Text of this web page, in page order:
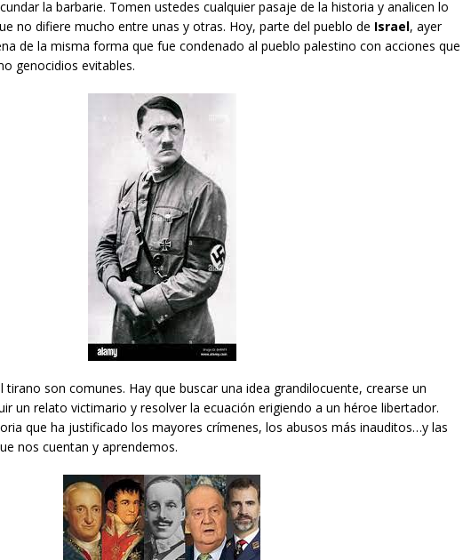
la barbarie. Tomen ustedes cualquier pasaje de la historia y analicen lo
no difiere mucho entre unas y otras. Hoy, parte del pueblo de Israel, ayer
de la misma forma que fue condenado al pueblo palestino con acciones que
genocidios evitables.
tirano son comunes. Hay que buscar una idea grandilocuente, crearse un
un relato victimario y resolver la ecuación erigiendo a un héroe libertador.
que ha justificado los mayores crímenes, los abusos más inauditos…y las
nos cuentan y aprendemos.